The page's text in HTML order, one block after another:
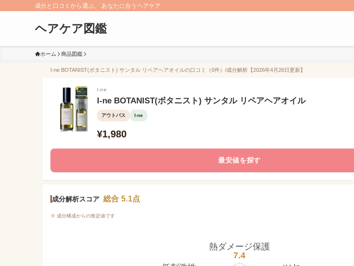
成分と口コミから選ぶ、 あなたに合うヘアケア
ヘアケア図鑑
ホーム 商品図鑑
I-ne BOTANIST(ボタニスト) サンタル リペアヘアオイルの口コミ（0件）/成分解析【2026年4月26日更新】
I-ne
I-ne BOTANIST(ボタニスト) サンタル リペアヘアオイル
アウトバス I-ne
¥1,980
最安値を探す
成分解析スコア 総合 5.1点
※ 成分構成からの推定値です
熱ダメージ保護
7.4